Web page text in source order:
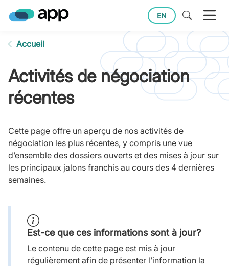
EN
Accueil
Activités de négociation
récentes
Cette page offre un aperçu de nos activités de
négociation les plus récentes, y compris une vue
d’ensemble des dossiers ouverts et des mises à jour sur
les principaux jalons franchis au cours des 4 dernières
semaines.
Est-ce que ces informations sont à jour?
Le contenu de cette page est mis à jour
régulièrement afin de présenter l’information la